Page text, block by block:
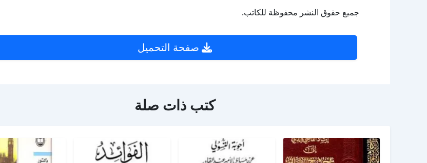
جميع حقوق النشر محفوظة للكاتب.
صفحة التحميل
كتب ذات صلة